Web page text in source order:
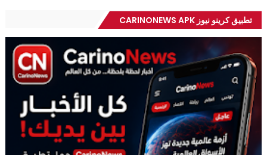
تطبيق كرينو نيوز CARINONEWS APK